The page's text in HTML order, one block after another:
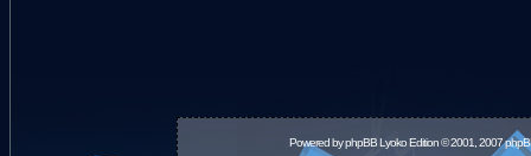
Powered byphpBBLyoko Edition © 2001, 2007